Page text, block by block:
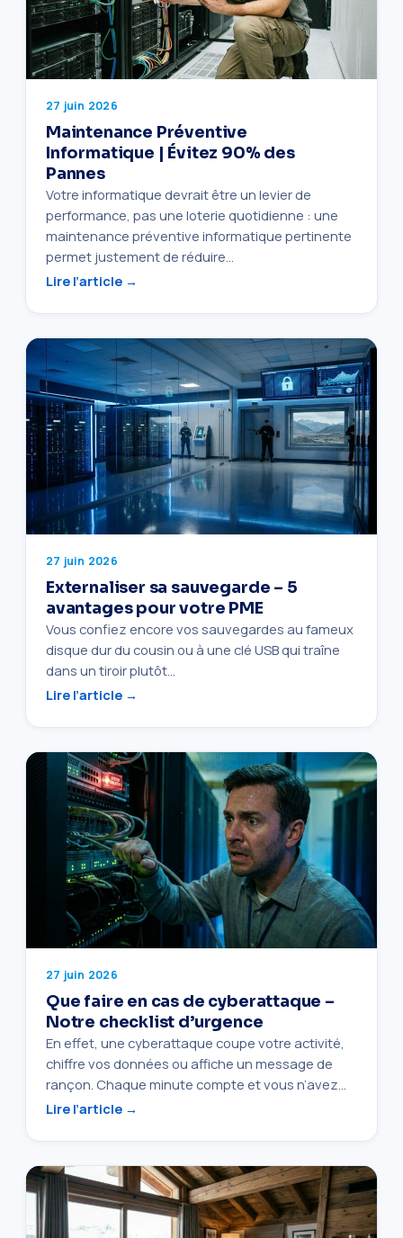
27 juin 2026
Maintenance Préventive
Informatique | Évitez 90% des
Pannes
Votre informatique devrait être un levier de
performance, pas une loterie quotidienne : une
maintenance préventive informatique pertinente
permet justement de réduire…
Lire l’article →
27 juin 2026
Externaliser sa sauvegarde – 5
avantages pour votre PME
Vous confiez encore vos sauvegardes au fameux
disque dur du cousin ou à une clé USB qui traîne
dans un tiroir plutôt…
Lire l’article →
27 juin 2026
Que faire en cas de cyberattaque –
Notre checklist d’urgence
En effet, une cyberattaque coupe votre activité,
chiffre vos données ou affiche un message de
rançon. Chaque minute compte et vous n’avez…
Lire l’article →